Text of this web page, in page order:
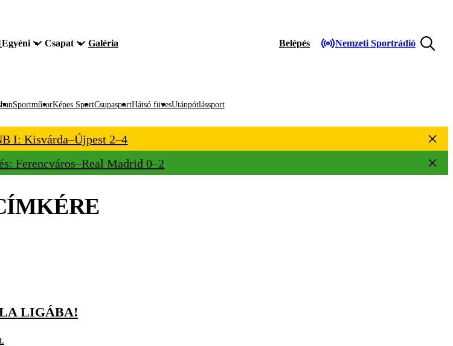
Egyéni Csapat Galéria Belépés Nemzeti Sportrádió
SportműsorKépes SportCsupasportHátsó füvesUtánpótlássport
I: Kisvárda–Újpest 2–4
Ferencváros–Real Madrid 0–2
LIGÁBA!